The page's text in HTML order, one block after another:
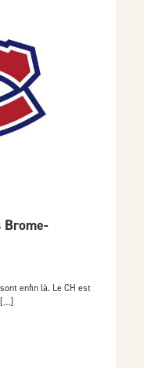
Brome-
enfin là. Le CH est